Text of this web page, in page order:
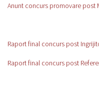
Anunt concurs promovare post
Raport final concurs post
Raport final concurs post